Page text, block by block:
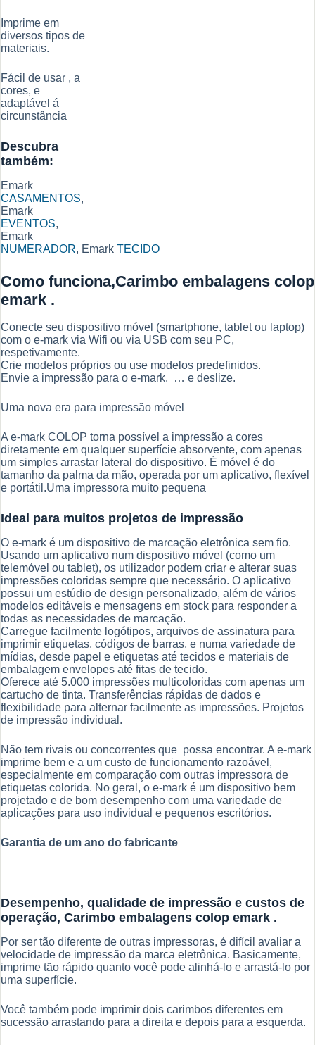
Imprime em
diversos tipos de
materiais.
Fácil de usar , a
cores, e
adaptável á
circunstância
Descubra
também:
Emark
CASAMENTOS,
Emark
EVENTOS,
Emark
NUMERADOR, Emark TECIDO
Como funciona,Carimbo embalagens colop
emark .
Conecte seu dispositivo móvel (smartphone, tablet ou laptop)
com o e-mark via Wifi ou via USB com seu PC,
respetivamente.
Crie modelos próprios ou use modelos predefinidos.
Envie a impressão para o e-mark. … e deslize.
Uma nova era para impressão móvel
A e-mark COLOP torna possível a impressão a cores
diretamente em qualquer superfície absorvente, com apenas
um simples arrastar lateral do dispositivo. É móvel é do
tamanho da palma da mão, operada por um aplicativo, flexível
e portátil.Uma impressora muito pequena
Ideal para muitos projetos de impressão
O e-mark é um dispositivo de marcação eletrônica sem fio.
Usando um aplicativo num dispositivo móvel (como um
telemóvel ou tablet), os utilizador podem criar e alterar suas
impressões coloridas sempre que necessário. O aplicativo
possui um estúdio de design personalizado, além de vários
modelos editáveis ​​e mensagens em stock para responder a
todas as necessidades de marcação.
Carregue facilmente logótipos, arquivos de assinatura para
imprimir etiquetas, códigos de barras, e numa variedade de
mídias, desde papel e etiquetas até tecidos e materiais de
embalagem envelopes até fitas de tecido.
Oferece até 5.000 impressões multicoloridas com apenas um
cartucho de tinta. Transferências rápidas de dados e
flexibilidade para alternar facilmente as impressões. Projetos
de impressão individual.
Não tem rivais ou concorrentes que possa encontrar. A e-mark
imprime bem e a um custo de funcionamento razoável,
especialmente em comparação com outras impressora de
etiquetas colorida. No geral, o e-mark é um dispositivo bem
projetado e de bom desempenho com uma variedade de
aplicações para uso individual e pequenos escritórios.
Garantia de um ano do fabricante
Desempenho, qualidade de impressão e custos de
operação, Carimbo embalagens colop emark .
Por ser tão diferente de outras impressoras, é difícil avaliar a
velocidade de impressão da marca eletrônica. Basicamente,
imprime tão rápido quanto você pode alinhá-lo e arrastá-lo por
uma superfície.
Você também pode imprimir dois carimbos diferentes em
sucessão arrastando para a direita e depois para a esquerda.